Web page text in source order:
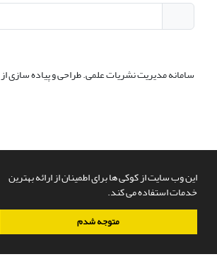
این وب سایت از کوکی ها برای اطمینان از ارائه بهترین
خدمات استفاده می کند.
متوجه شدم
سامانه مدیریت نشریات علمی.طراحی و پیاده سازی از